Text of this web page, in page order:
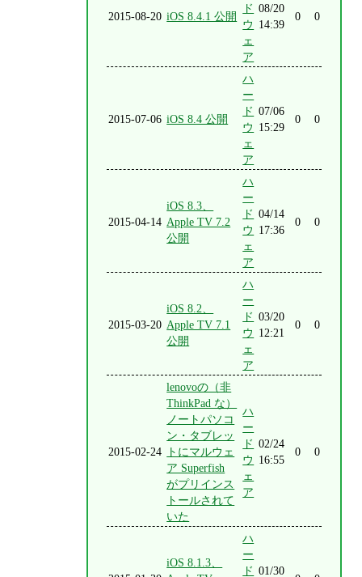
2015-08-20 iOS 8.4.1 公開
ド
ウ
ェ
ア
08/20
14:39
0 0
2015-07-06 iOS 8.4 公開
ハ
ー
ド
ウ
ェ
ア
07/06
15:29
0 0
2015-04-14
iOS 8.3、
Apple TV 7.2
公開
ハ
ー
ド
ウ
ェ
ア
04/14
17:36
0 0
2015-03-20
iOS 8.2、
Apple TV 7.1
公開
ハ
ー
ド
ウ
ェ
ア
03/20
12:21
0 0
2015-02-24
lenovoの（非
ThinkPad な）
ノートパソコ
ン・タブレッ
トにマルウェ
ア Superfish
がプリインス
トールされて
いた
ハ
ー
ド
ウ
ェ
ア
02/24
16:55
0 0
iOS 8.1.3、
ハ
ー
ド 01/30